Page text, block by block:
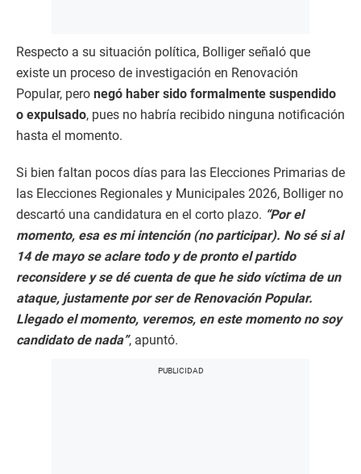
Respecto a su situación política, Bolliger señaló que
existe un proceso de investigación en Renovación
Popular, pero negó haber sido formalmente suspendido
o expulsado, pues no habría recibido ninguna notificación
hasta el momento.
Si bien faltan pocos días para las Elecciones Primarias de
las Elecciones Regionales y Municipales 2026, Bolliger no
descartó una candidatura en el corto plazo. “Por el
momento, esa es mi intención (no participar). No sé si al
14 de mayo se aclare todo y de pronto el partido
reconsidere y se dé cuenta de que he sido víctima de un
ataque, justamente por ser de Renovación Popular.
Llegado el momento, veremos, en este momento no soy
candidato de nada”, apuntó.